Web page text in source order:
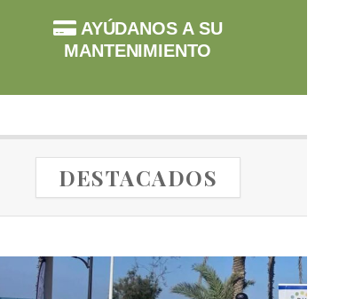
AYÚDANOS A SU
MANTENIMIENTO
DESTACADOS